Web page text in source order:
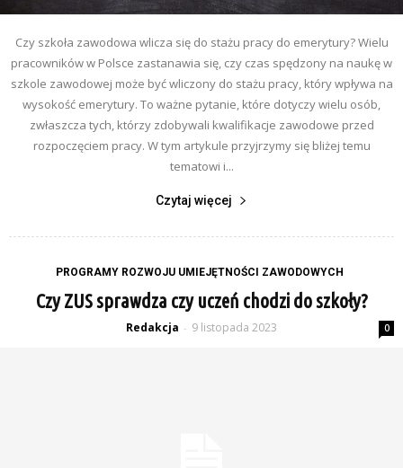
Czy szkoła zawodowa wlicza się do stażu pracy do emerytury? Wielu
pracowników w Polsce zastanawia się, czy czas spędzony na naukę w
szkole zawodowej może być wliczony do stażu pracy, który wpływa na
wysokość emerytury. To ważne pytanie, które dotyczy wielu osób,
zwłaszcza tych, którzy zdobywali kwalifikacje zawodowe przed
rozpoczęciem pracy. W tym artykule przyjrzymy się bliżej temu
tematowi i...
Czytaj więcej
PROGRAMY ROZWOJU UMIEJĘTNOŚCI ZAWODOWYCH
Czy ZUS sprawdza czy uczeń chodzi do szkoły?
Redakcja - 9 listopada 2023 0